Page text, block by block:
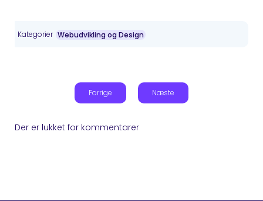
Kategorier Webudvikling og Design
Forrige Næste
Der er lukket for kommentarer